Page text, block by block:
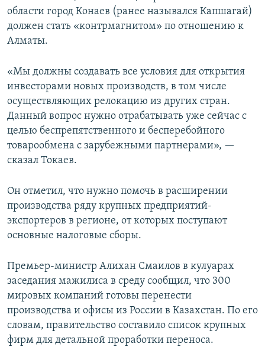
области город Конаев (ранее назывался Капшагай)
должен стать «контрмагнитом» по отношению к
Алматы.
«Мы должны создавать все условия для открытия
инвесторами новых производств, в том числе
осуществляющих релокацию из других стран.
Данный вопрос нужно отрабатывать уже сейчас с
целью беспрепятственного и бесперебойного
товарообмена с зарубежными партнерами», —
сказал Токаев.
Он отметил, что нужно помочь в расширении
производства ряду крупных предприятий-
экспортеров в регионе, от которых поступают
основные налоговые сборы.
Премьер-министр Алихан Смаилов в кулуарах
заседания мажилиса в среду сообщил, что 300
мировых компаний готовы перенести
производства и офисы из России в Казахстан. По его
словам, правительство составило список крупных
фирм для детальной проработки переноса.